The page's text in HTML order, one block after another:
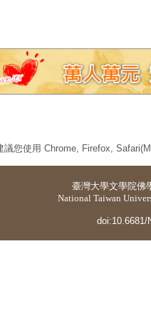
議您使用 Chrome, Firefox,
臺灣大學文學院佛
National Taiwan
doi:10.6681/